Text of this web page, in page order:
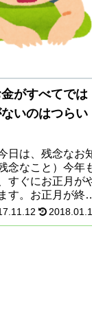
がすべてでは
いのはつらい
日は、残念なお
念なこと）今年
すぐにお正月が
す。お正月が終
やってきます。
たま...